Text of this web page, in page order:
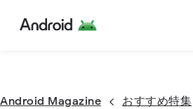
Android Magazine おすすめ特集